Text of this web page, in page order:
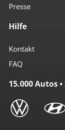
Presse
Hilfe
Kontakt
FAQ
15.000 Autos